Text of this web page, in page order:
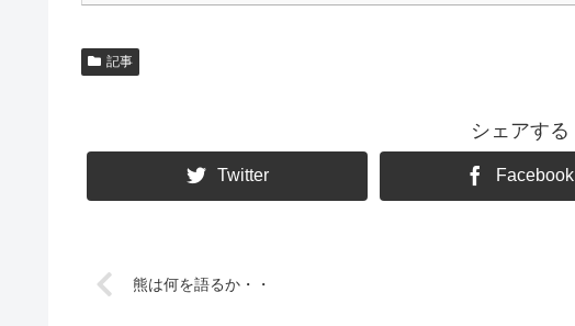
記事
シェアする
Twitter Facebook
熊は何を語るか・・